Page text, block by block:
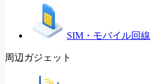
SIM・モバイル回線
周辺ガジェット